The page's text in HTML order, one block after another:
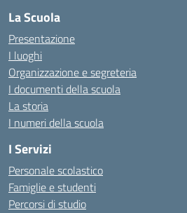
La Scuola
Presentazione
I luoghi
Organizzazione e segreteria
I documenti della scuola
La storia
I numeri della scuola
I Servizi
Personale scolastico
Famiglie e studenti
Percorsi di studio